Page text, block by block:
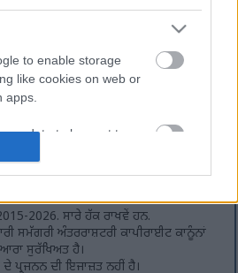
to enable storage
like cookies on web or
apps.
data to be sent to
purposes.
to enable storage
like cookies on web or
-ਪਰਾਈਵੇਟ ਨੀਤੀ - RSS ਫੀਡ -ਸੰਪਰਕ
(ਸਿਰਫ਼ ਅੰਗਰੇਜ਼ੀ):
2026. ਸਾਰੇ ਹੱਕ ਰਾਖਵੇਂ ਹਨ.
ਸਮੱਗਰੀ ਅੰਤਰਰਾਸ਼ਟਰੀ ਕਾਪੀਰਾਈਟ ਕਾਨੂੰਨਾਂ
ਸੁਰੱਖਿਅਤ ਹੈ।
ਪ੍ਰਜਨਨ ਦੀ ਇਜਾਜ਼ਤ ਨਹੀਂ ਹੈ।